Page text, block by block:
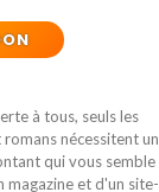
à tous, seuls les
nécessitent un
qui vous semble
magazine et d'un site-